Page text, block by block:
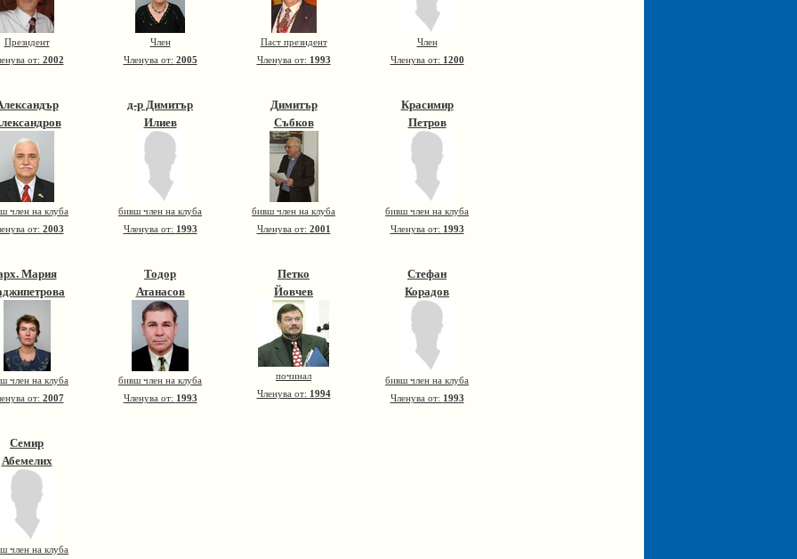
Президент
от: 2002
Член
Членува от: 2005
Паст президент
Членува от: 1993
Член
Членува от: 1200
член на клуба
от: 2003
д-р Димитър
Илиев
бивш член на клуба
Членува от: 1993
Димитър
Събков
бивш член на клуба
Членува от: 2001
Красимир
Петров
бивш член на клуба
Членува от: 1993
Мария
член на клуба
от: 2007
Тодор
Атанасов
бивш член на клуба
Членува от: 1993
Петко
Йовчев
починал
Членува от: 1994
Стефан
Корадов
бивш член на клуба
Членува от: 1993
Семир
Абемелих
член на клуба